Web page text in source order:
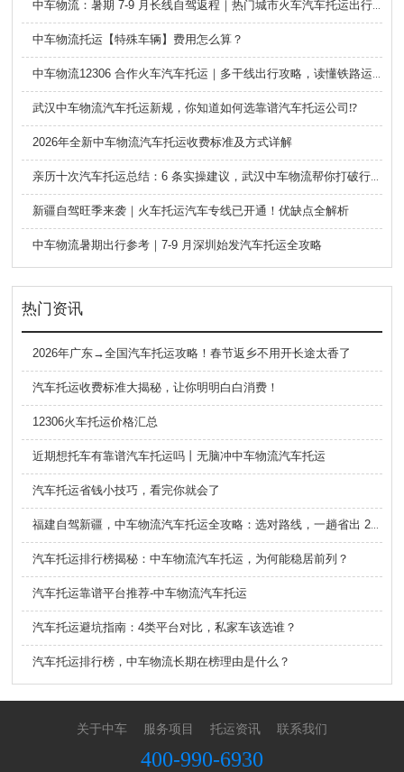
中车物流：暑期 7-9 月长线自驾返程｜热门城市火车汽车托运出行全攻略
中车物流托运【特殊车辆】费用怎么算？
中车物流12306 合作火车汽车托运｜多干线出行攻略，读懂铁路运车的优势与避坑要点
武汉中车物流汽车托运新规，你知道如何选靠谱汽车托运公司⁉️
2026年全新中车物流汽车托运收费标准及方式详解
亲历十次汽车托运总结：6 条实操建议，武汉中车物流帮你打破行业信息差
新疆自驾旺季来袭｜火车托运汽车专线已开通！优缺点全解析
中车物流暑期出行参考｜7-9 月深圳始发汽车托运全攻略
热门资讯
2026年广东→全国汽车托运攻略！春节返乡不用开长途太香了
汽车托运收费标准大揭秘，让你明明白白消费！
12306火车托运价格汇总
近期想托车有靠谱汽车托运吗丨无脑冲中车物流汽车托运
汽车托运省钱小技巧，看完你就会了
福建自驾新疆，中车物流汽车托运全攻略：选对路线，一趟省出 2000+
汽车托运排行榜揭秘：中车物流汽车托运，为何能稳居前列？
汽车托运靠谱平台推荐-中车物流汽车托运
汽车托运避坑指南：4类平台对比，私家车该选谁？
汽车托运排行榜，中车物流长期在榜理由是什么？
关于中车 服务项目 托运资讯 联系我们
400-990-6930